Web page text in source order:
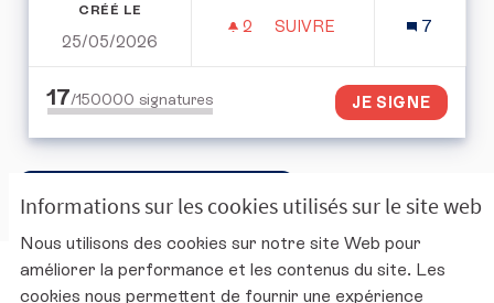
Informations sur les cookies utilisés sur le site web
Nous utilisons des cookies sur notre site Web pour
améliorer la performance et les contenus du site. Les
cookies nous permettent de fournir une expérience
CRÉÉ LE
25/05/2026
2 2 ABONNÉS
SUIVRE
7
17/150000 signatures JE SIGNE
Accéder à la corbeille ouverte
Charte d'utilisation de la plateforme